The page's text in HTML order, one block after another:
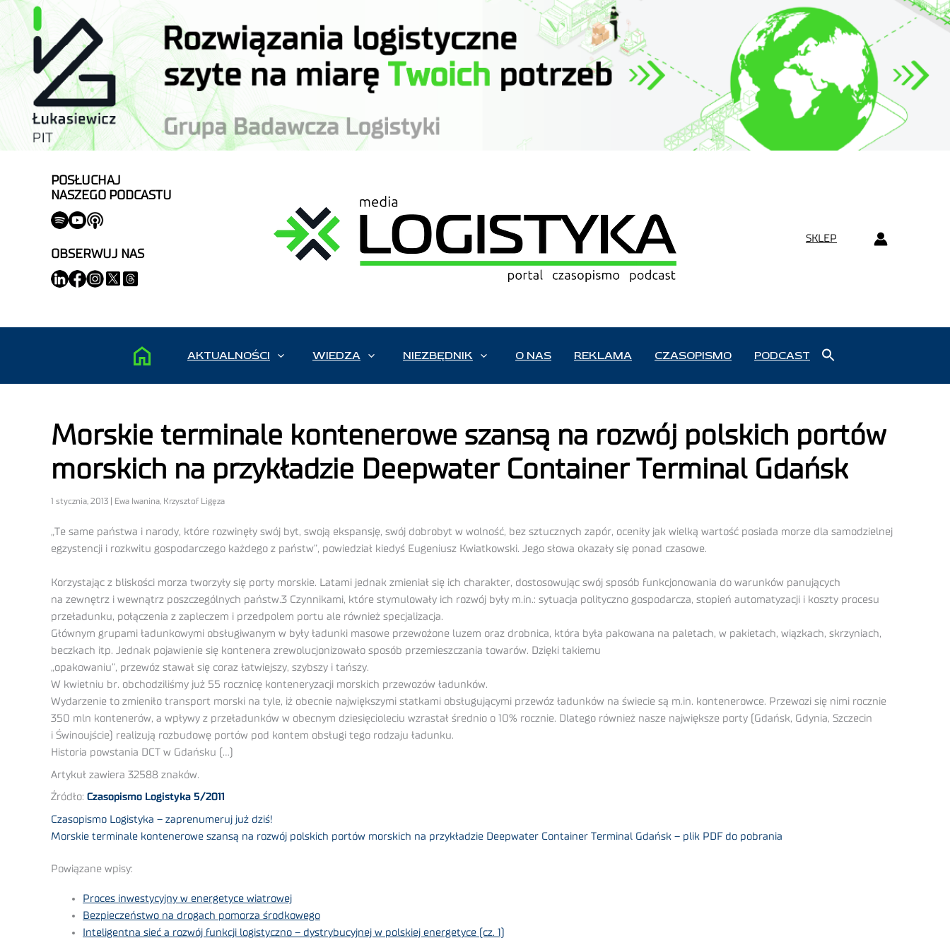
POSŁUCHAJ
NASZEGO PODCASTU
OBSERWUJ NAS
SKLEP
AKTUALNOŚCI WIEDZA NIEZBĘDNIK O NAS REKLAMA CZASOPISMO PODCAST
Morskie terminale kontenerowe szansą na rozwój polskich portów
morskich na przykładzie Deepwater Container Terminal Gdańsk
1 stycznia, 2013 | Ewa Iwanina, Krzysztof Ligęza
„Te same państwa i narody, które rozwinęły swój byt, swoją ekspansję, swój dobrobyt w wolność, bez sztucznych zapór, oceniły jak wielką wartość posiada morze dla samodzielnej
egzystencji i rozkwitu gospodarczego każdego z państw”, powiedział kiedyś Eugeniusz Kwiatkowski. Jego słowa okazały się ponad czasowe.
Korzystając z bliskości morza tworzyły się porty morskie. Latami jednak zmieniał się ich charakter, dostosowując swój sposób funkcjonowania do warunków panujących
na zewnętrz i wewnątrz poszczególnych państw.3 Czynnikami, które stymulowały ich rozwój były m.in.: sytuacja polityczno gospodarcza, stopień automatyzacji i koszty procesu
przeładunku, połączenia z zapleczem i przedpolem portu ale również specjalizacja.
Głównym grupami ładunkowymi obsługiwanym w były ładunki masowe przewożone luzem oraz drobnica, która była pakowana na paletach, w pakietach, wiązkach, skrzyniach,
beczkach itp. Jednak pojawienie się kontenera zrewolucjonizowało sposób przemieszczania towarów. Dzięki takiemu
„opakowaniu”, przewóz stawał się coraz łatwiejszy, szybszy i tańszy.
W kwietniu br. obchodziliśmy już 55 rocznicę konteneryzacji morskich przewozów ładunków.
Wydarzenie to zmieniło transport morski na tyle, iż obecnie największymi statkami obsługującymi przewóz ładunków na świecie są m.in. kontenerowce. Przewozi się nimi rocznie
350 mln kontenerów, a wpływy z przeładunków w obecnym dziesięcioleciu wzrastał średnio o 10% rocznie. Dlatego również nasze największe porty (Gdańsk, Gdynia, Szczecin
i Świnoujście) realizują rozbudowę portów pod kontem obsługi tego rodzaju ładunku.
Historia powstania DCT w Gdańsku (…)
Artykuł zawiera 32588 znaków.
Źródło: Czasopismo Logistyka 5/2011
Czasopismo Logistyka – zaprenumeruj już dziś!
Morskie terminale kontenerowe szansą na rozwój polskich portów morskich na przykładzie Deepwater Container Terminal Gdańsk – plik PDF do pobrania
Powiązane wpisy:
Proces inwestycyjny w energetyce wiatrowej
Bezpieczeństwo na drogach pomorza środkowego
Inteligentna sieć a rozwój funkcji logistyczno – dystrybucyjnej w polskiej energetyce (cz. 1)